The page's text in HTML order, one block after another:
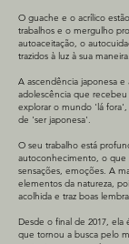
O guache e o acrílico
trabalhos e o mergulho
autoaceitação, o
trazidos à luz à sua maneira.
A ascendência japonesa e
adolescência que
explorar o mundo 'lá fora',
de 'ser japonesa'.
O seu trabalho está
autoconhecimento, o que
sensações, emoções. A
elementos da natureza,
acolhida e traz boas
Desde o final de 2017, ela
que tornou a busca pelo